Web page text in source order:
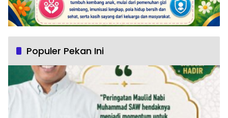
Populer Pekan Ini